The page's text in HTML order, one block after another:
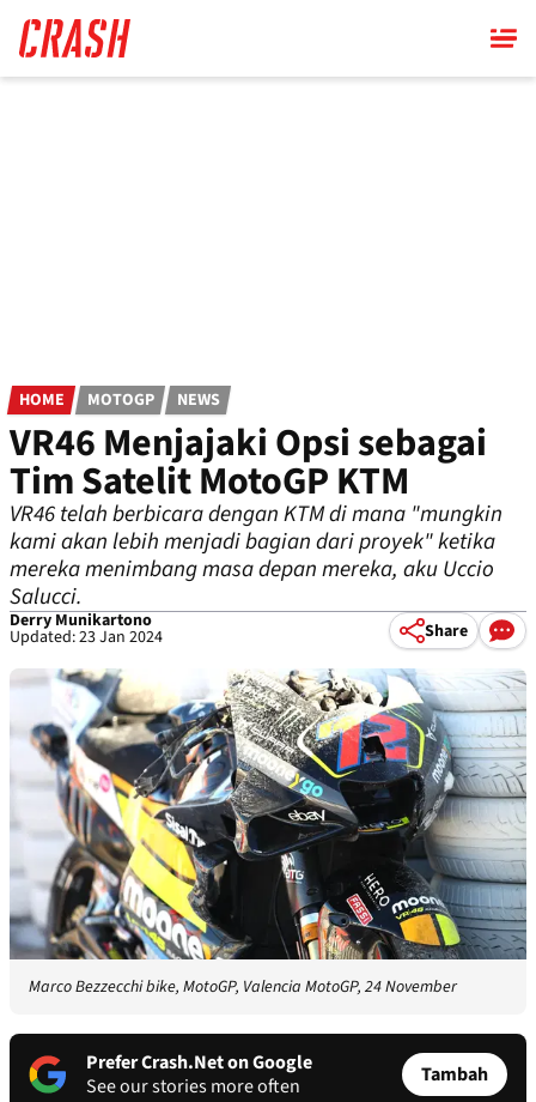
main
content
HOME MOTOGP NEWS
VR46 Menjajaki Opsi sebagai
Tim Satelit MotoGP KTM
VR46 telah berbicara dengan KTM di mana "mungkin
kami akan lebih menjadi bagian dari proyek" ketika
mereka menimbang masa depan mereka, aku Uccio
Salucci.
Derry Munikartono
Updated: 23 Jan 2024 Share
Marco Bezzecchi bike, MotoGP, Valencia MotoGP, 24 November
Prefer Crash.Net on Google
See our stories more often
Tambah